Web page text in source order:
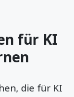
für KI
die für KI